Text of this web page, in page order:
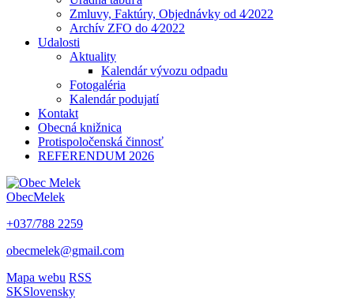
Zmluvy, Faktúry, Objednávky od 4⁄2022
Archív ZFO do 4⁄2022
Udalosti
Aktuality
Kalendár vývozu odpadu
Fotogaléria
Kalendár podujatí
Kontakt
Obecná knižnica
Protispoločenská činnosť
REFERENDUM 2026
ObecMelek
+037/788 2259
obecmelek@gmail.com
Mapa webu RSS
SKSlovensky